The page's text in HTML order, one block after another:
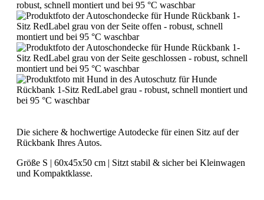
Die sichere & hochwertige Autodecke für einen Sitz auf der
Rückbank Ihres Autos.
Größe S | 60x45x50 cm | Sitzt stabil & sicher bei Kleinwagen
und Kompaktklasse.